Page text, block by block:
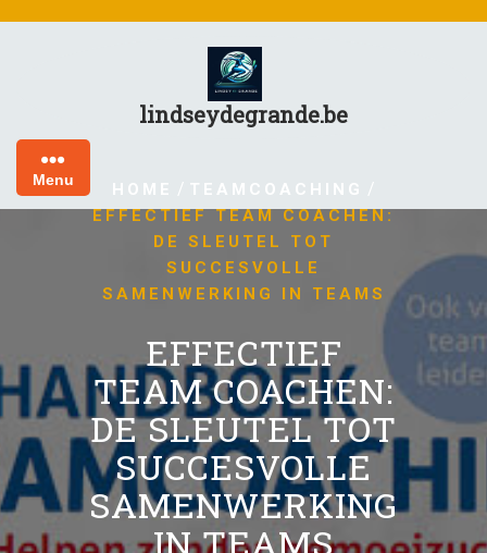
lindseydegrande.be
Menu HOME / TEAMCOACHING /
EFFECTIEF TEAM COACHEN:
DE SLEUTEL TOT
SUCCESVOLLE
SAMENWERKING IN TEAMS
EFFECTIEF
TEAM COACHEN:
DE SLEUTEL TOT
SUCCESVOLLE
SAMENWERKING
IN TEAMS